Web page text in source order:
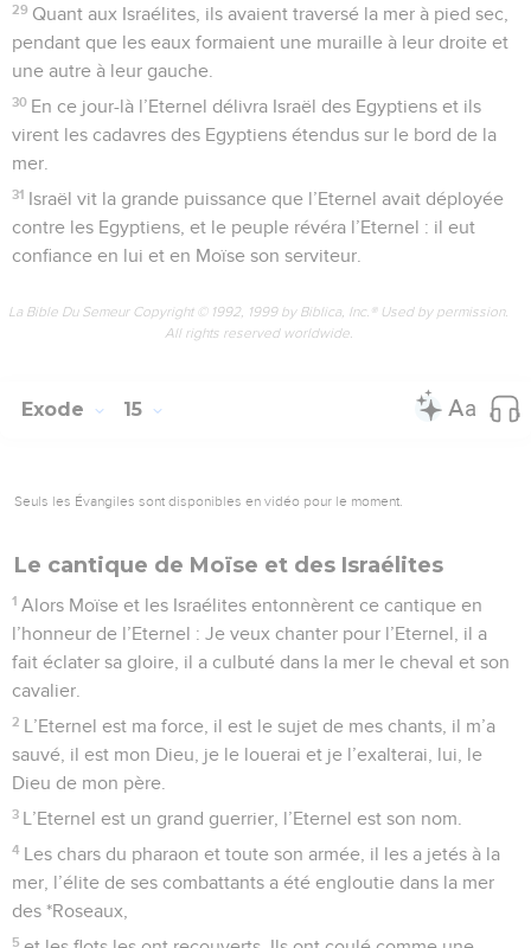
29 Quant aux Israélites, ils avaient traversé la mer à pied sec,
pendant que les eaux formaient une muraille à leur droite et
une autre à leur gauche.
30 En ce jour-là l’Eternel délivra Israël des Egyptiens et ils
virent les cadavres des Egyptiens étendus sur le bord de la
mer.
31 Israël vit la grande puissance que l’Eternel avait déployée
contre les Egyptiens, et le peuple révéra l’Eternel : il eut
confiance en lui et en Moïse son serviteur.
La Bible Du Semeur Copyright © 1992, 1999 by Biblica, Inc.® Used by permission.
All rights reserved worldwide.
Exode 15
Seuls les Évangiles sont disponibles en vidéo pour le moment.
Le cantique de Moïse et des Israélites
1 Alors Moïse et les Israélites entonnèrent ce cantique en
l’honneur de l’Eternel : Je veux chanter pour l’Eternel, il a
fait éclater sa gloire, il a culbuté dans la mer le cheval et son
cavalier.
2 L’Eternel est ma force, il est le sujet de mes chants, il m’a
sauvé, il est mon Dieu, je le louerai et je l’exalterai, lui, le
Dieu de mon père.
3 L’Eternel est un grand guerrier, l’Eternel est son nom.
4 Les chars du pharaon et toute son armée, il les a jetés à la
mer, l’élite de ses combattants a été engloutie dans la mer
des *Roseaux,
5